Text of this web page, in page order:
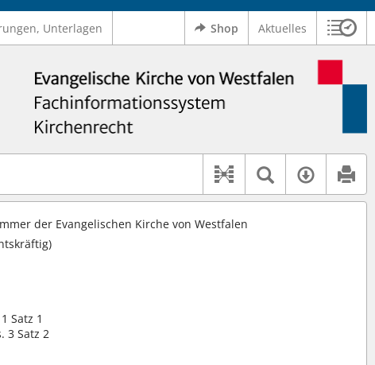
Unterlagen Shop Aktuelles
findet auch: "Pfarrerinitiative" oder "Pfarrerausschuss".
unserer Hilfe.
Dokument-
Textsuche
der Evangelischen Kirche von Westfalen
Satz 1
3 Satz 2